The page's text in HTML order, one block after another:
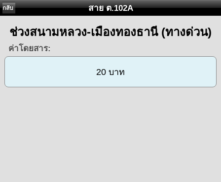
กลับ สาย ต.102A
ช่วงสนามหลวง-เมืองทองธานี (ทางด่วน)
ค่าโดยสาร:
20 บาท